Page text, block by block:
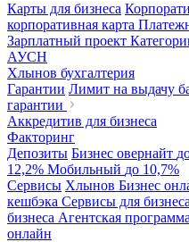
Карты для бизнеса
корпоративная карта
Зарплатный проект
АУСН
Хлынов бухгалтерия
Гарантии Лимит на выдачу
гарантии
Аккредитив для бизнеса
Факторинг
Депозиты Бизнес овернайт
12,2% Мобильный до 10,7%
Сервисы Хлынов Бизнес
кешбэка Сервисы для бизнеса
бизнеса Агентская программа
онлайн